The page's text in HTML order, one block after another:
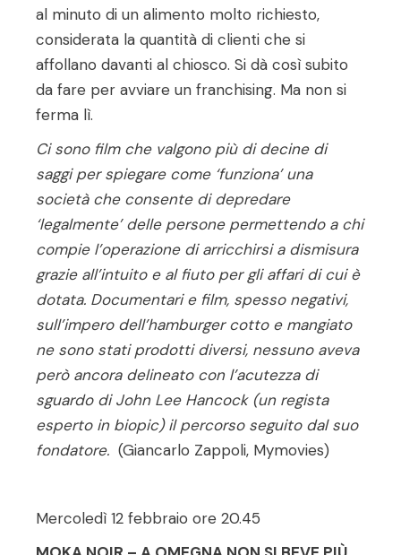
al minuto di un alimento molto richiesto,
considerata la quantità di clienti che si
affollano davanti al chiosco. Si dà così subito
da fare per avviare un franchising. Ma non si
ferma lì.
Ci sono film che valgono più di decine di
saggi per spiegare come ‘funziona’ una
società che consente di depredare
‘legalmente’ delle persone permettendo a chi
compie l’operazione di arricchirsi a dismisura
grazie all’intuito e al fiuto per gli affari di cui è
dotata. Documentari e film, spesso negativi,
sull’impero dell’hamburger cotto e mangiato
ne sono stati prodotti diversi, nessuno aveva
però ancora delineato con l’acutezza di
sguardo di John Lee Hancock (un regista
esperto in biopic) il percorso seguito dal suo
fondatore. (Giancarlo Zappoli, Mymovies)
Mercoledì 12 febbraio ore 20.45